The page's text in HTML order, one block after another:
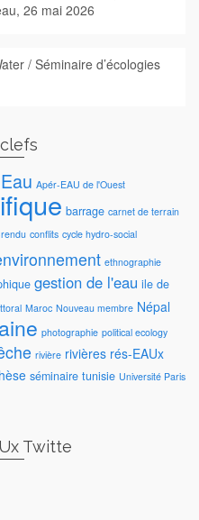
26 mai 2026
/ Séminaire d’écologies
Apér-EAU de l'Ouest
barrage carnet de terrain
conflits cycle hydro-social
ethnographie
gestion de l'eau ile de
Maroc Nouveau membre Népal
photographie political ecology
rivière rivières rés-EAUx
séminaire tunisie Université Paris
Twitte